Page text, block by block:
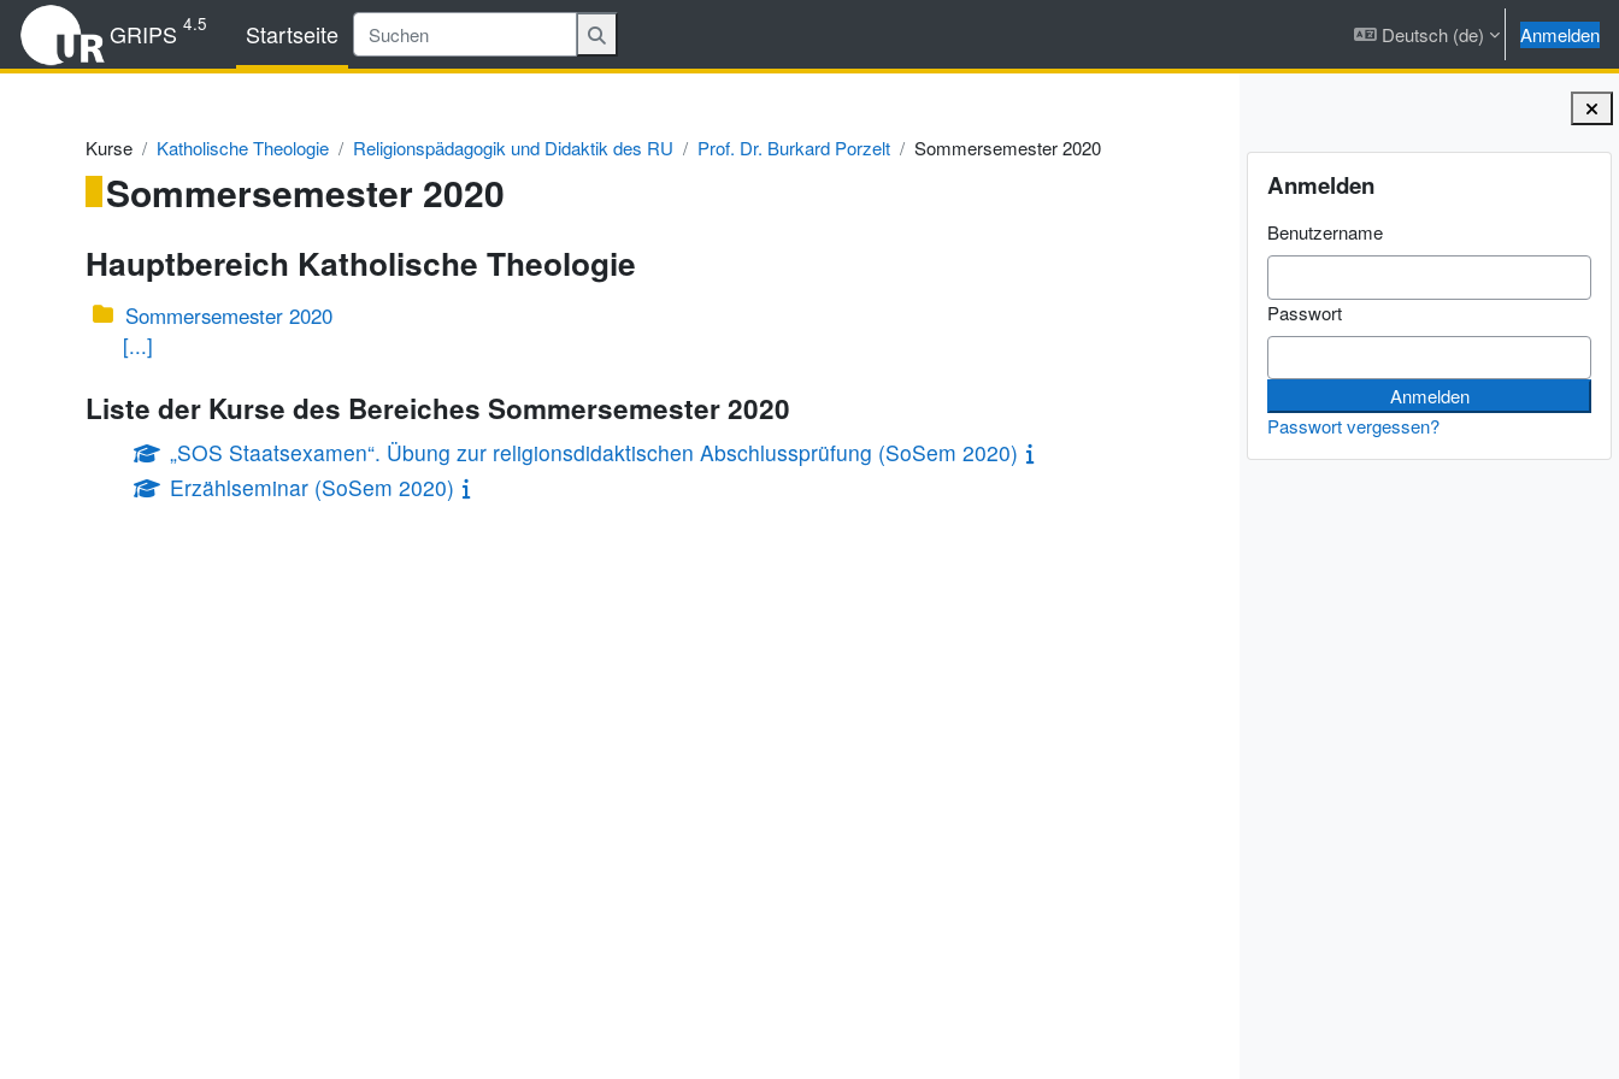
Zum Hauptinhalt
GRIPS 4.5 Startseite Deutsch ‎(de)‎ Anmelden
Blöcke
Anmelden
Benutzername
Passwort
Passwort vergessen?
Kurse Katholische Theologie Religionspädagogik und Didaktik des RU Prof. Dr. Burkard Porzelt Sommersemester 2020
Sommersemester 2020
Hauptbereich Katholische Theologie
Sommersemester 2020
[...]
Liste der Kurse des Bereiches Sommersemester 2020
„SOS Staatsexamen“. Übung zur religionsdidaktischen Abschlussprüfung (SoSem 2020)
Erzählseminar (SoSem 2020)